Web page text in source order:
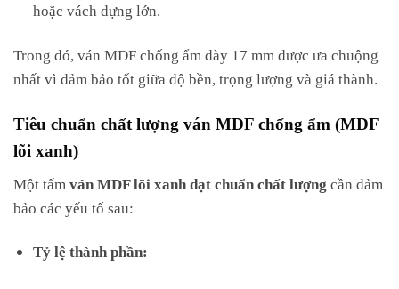
hoặc vách dựng lớn.
Trong đó, ván MDF chống ẩm dày 17 mm được ưa chuộng
nhất vì đảm bảo tốt giữa độ bền, trọng lượng và giá thành.
Tiêu chuẩn chất lượng ván MDF chống ẩm (MDF
lõi xanh)
Một tấm ván MDF lõi xanh đạt chuẩn chất lượng cần đảm
bảo các yếu tố sau:
Tỷ lệ thành phần: